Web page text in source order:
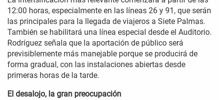
12:00 horas, especialmente en las líneas 26 y 91, que serán
las principales para la llegada de viajeros a Siete Palmas.
También se habilitará una línea especial desde el Auditorio.
Rodríguez señala que la aportación de público será
previsiblemente más manejable porque se producirá de
forma gradual, con las instalaciones abiertas desde
primeras horas de la tarde.
El desalojo, la gran preocupación